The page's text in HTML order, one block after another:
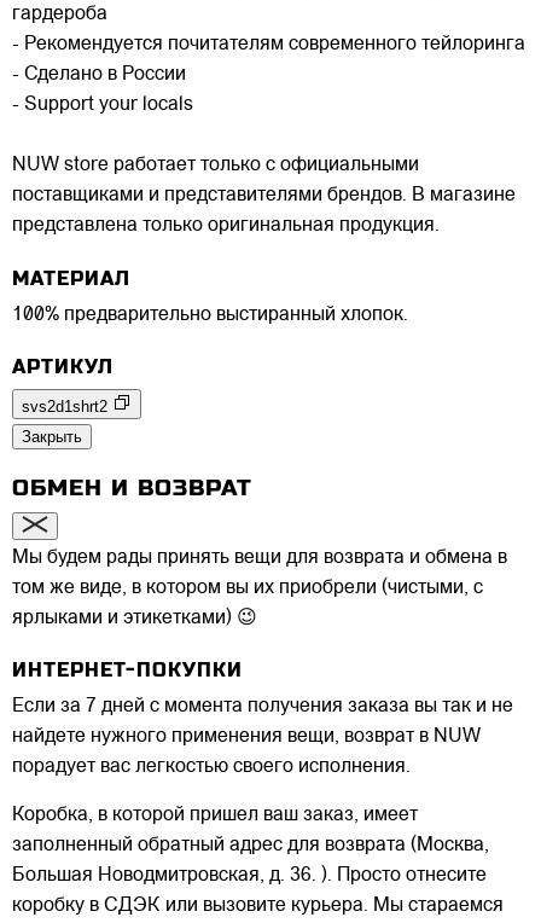
гардероба
- Рекомендуется почитателям современного тейлоринга
- Сделано в России
- Support your locals
NUW store работает только с официальными
поставщиками и представителями брендов. В магазине
представлена только оригинальная продукция.
МАТЕРИАЛ
100% предварительно выстиранный хлопок.
АРТИКУЛ
svs2d1shrt2
Закрыть
ОБМЕН И ВОЗВРАТ
Мы будем рады принять вещи для возврата и обмена в
том же виде, в котором вы их приобрели (чистыми, с
ярлыками и этикетками) 😉
ИНТЕРНЕТ-ПОКУПКИ
Если за 7 дней с момента получения заказа вы так и не
найдете нужного применения вещи, возврат в NUW
порадует вас легкостью своего исполнения.
Коробка, в которой пришел ваш заказ, имеет
заполненный обратный адрес для возврата (Москва,
Большая Новодмитровская, д. 36. ). Просто отнесите
коробку в СДЭК или вызовите курьера. Мы стараемся